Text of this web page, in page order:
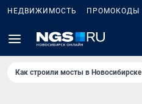
НЕДВИЖИМОСТЬ ПРОМОКОДЫ
Как строили мосты в Новосибирске